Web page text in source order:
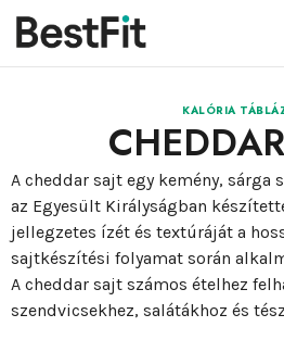
KALÓRIA
A cheddar sajt egy kemény, sárga
az Egyesült Királyságban
jellegzetes ízét és textúráját a
sajtkészítési folyamat során
A cheddar sajt számos ételhez
szendvicsekhez, salátákhoz és